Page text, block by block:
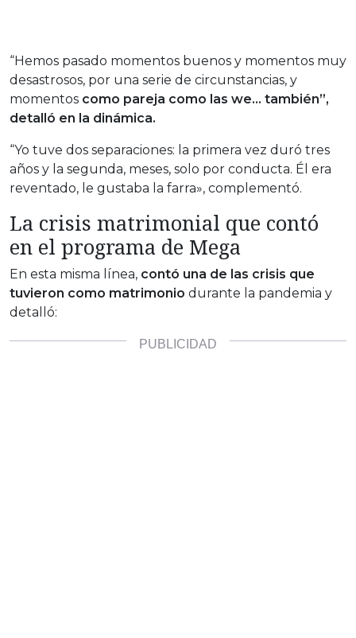
“Hemos pasado momentos buenos y momentos muy
desastrosos, por una serie de circunstancias, y
momentos como pareja como las we… también”,
detalló en la dinámica.
“Yo tuve dos separaciones: la primera vez duró tres
años y la segunda, meses, solo por conducta. Él era
reventado, le gustaba la farra», complementó.
La crisis matrimonial que contó
en el programa de Mega
En esta misma línea, contó una de las crisis que
tuvieron como matrimonio durante la pandemia y
detalló: